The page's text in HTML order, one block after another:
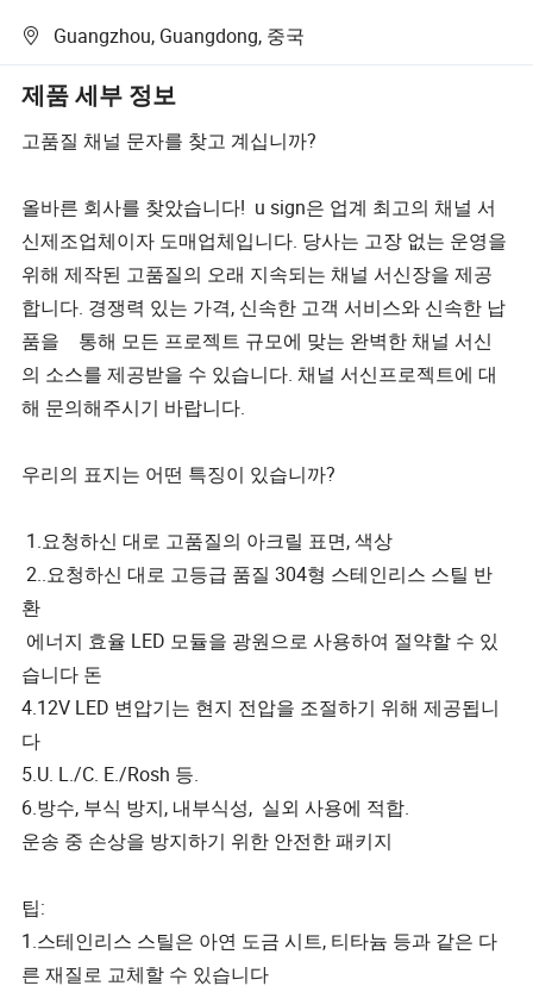
Guangzhou, Guangdong, 중국
제품 세부 정보
고품질 채널 문자를 찾고 계십니까?
올바른 회사를 찾았습니다! u sign은 업계 최고의 채널 서
신제조업체이자 도매업체입니다. 당사는 고장 없는 운영을
위해 제작된 고품질의 오래 지속되는 채널 서신장을 제공
합니다. 경쟁력 있는 가격, 신속한 고객 서비스와 신속한 납
품을 통해 모든 프로젝트 규모에 맞는 완벽한 채널 서신
의 소스를 제공받을 수 있습니다. 채널 서신프로젝트에 대
해 문의해주시기 바랍니다.
우리의 표지는 어떤 특징이 있습니까?
1.요청하신 대로 고품질의 아크릴 표면, 색상
2..요청하신 대로 고등급 품질 304형 스테인리스 스틸 반
환
에너지 효율 LED 모듈을 광원으로 사용하여 절약할 수 있
습니다 돈
4.12V LED 변압기는 현지 전압을 조절하기 위해 제공됩니
다
5.U. L./C. E./Rosh 등.
6.방수, 부식 방지, 내부식성, 실외 사용에 적합.
운송 중 손상을 방지하기 위한 안전한 패키지
팁:
1.스테인리스 스틸은 아연 도금 시트, 티타늄 등과 같은 다
른 재질로 교체할 수 있습니다